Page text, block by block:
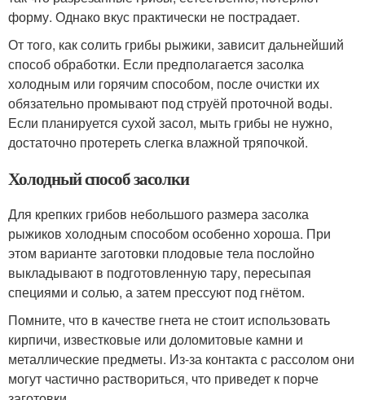
форму. Однако вкус практически не пострадает.
От того, как солить грибы рыжики, зависит дальнейший
способ обработки. Если предполагается засолка
холодным или горячим способом, после очистки их
обязательно промывают под струёй проточной воды.
Если планируется сухой засол, мыть грибы не нужно,
достаточно протереть слегка влажной тряпочкой.
Холодный способ засолки
Для крепких грибов небольшого размера засолка
рыжиков холодным способом особенно хороша. При
этом варианте заготовки плодовые тела послойно
выкладывают в подготовленную тару, пересыпая
специями и солью, а затем прессуют под гнётом.
Помните, что в качестве гнета не стоит использовать
кирпичи, известковые или доломитовые камни и
металлические предметы. Из-за контакта с рассолом они
могут частично раствориться, что приведет к порче